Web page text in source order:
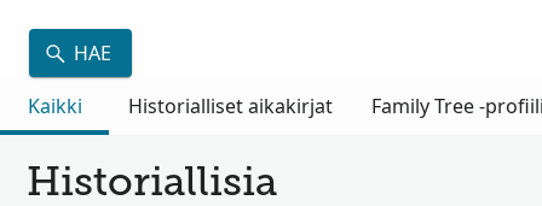
HAE
Kaikki
Historialliset aikakirjat Family Tree -
Historiallisia